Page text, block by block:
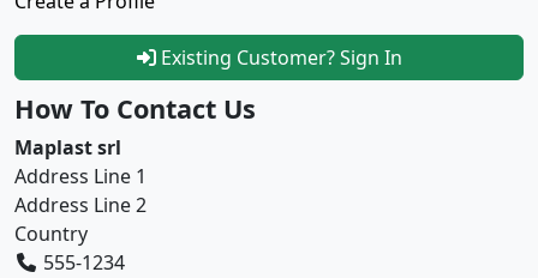
Existing Customer? Sign In
How To Contact Us
Maplast srl
Address Line 1
Address Line 2
Country
555-1234